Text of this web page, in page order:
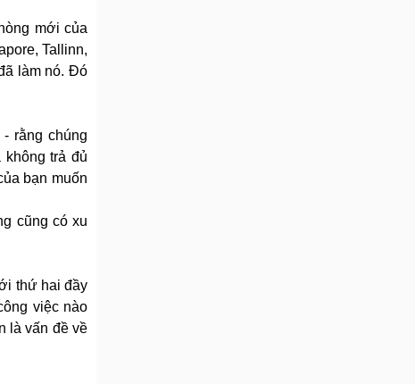
mới của
Tallinn,
làm nó. Đó
rằng chúng
trả đủ
bạn muốn
cũng có xu
thứ hai đầy
việc nào
là vấn đề về